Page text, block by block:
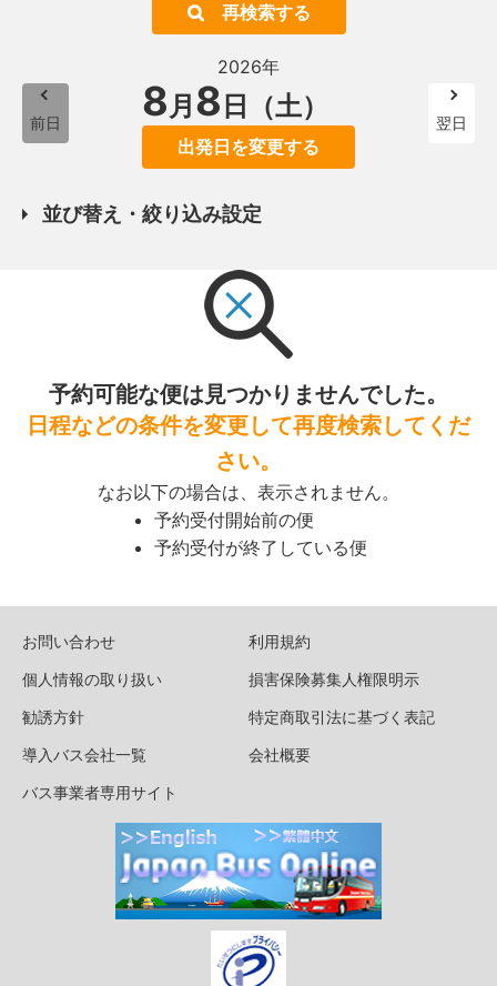
再検索する
前日
2026年
8月 8 日（土）
出発日を変更する
翌日
並び替え・絞り込み設定
予約可能な便は見つかりませんでした。
日程などの条件を変更して再度検索してくだ
さい。
なお以下の場合は、表示されません。
予約受付開始前の便
予約受付が終了している便
お問い合わせ
利用規約
個人情報の取り扱い
損害保険募集人権限明示
勧誘方針
特定商取引法に基づく表記
導入バス会社一覧
会社概要
バス事業者専用サイト